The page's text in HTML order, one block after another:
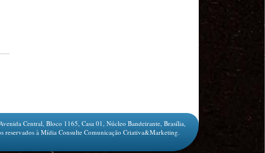
MODAL-LIVE #2 Os Impactos da COVID-19 no
Central, Bloco 1165, Casa 01, Núcleo Bandeirante, Brasília,
à Mídia Consulte Comunicação Criativa&Marketing.